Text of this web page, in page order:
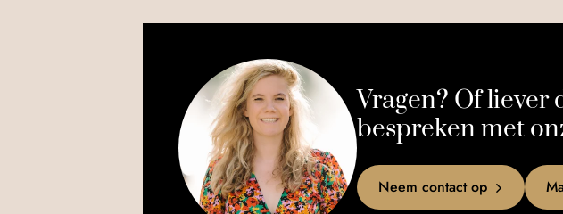
Vragen? Of liever
bespreken met
Neem contact op